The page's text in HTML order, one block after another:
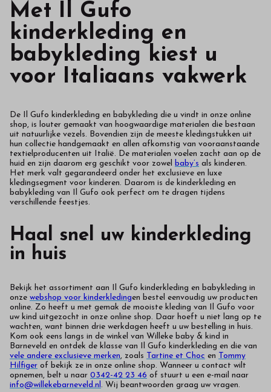
Met Il Gufo
kinderkleding en
babykleding kiest u
voor Italiaans vakwerk
De Il Gufo kinderkleding en babykleding die u vindt in onze online
shop, is louter gemaakt van hoogwaardige materialen die bestaan
uit natuurlijke vezels. Bovendien zijn de meeste kledingstukken uit
hun collectie handgemaakt en allen afkomstig van vooraanstaande
textielproducenten uit Italië. De materialen voelen zacht aan op de
huid en zijn daarom erg geschikt voor zowel baby’s als kinderen.
Het merk valt gegarandeerd onder het exclusieve en luxe
kledingsegment voor kinderen. Daarom is de kinderkleding en
babykleding van Il Gufo ook perfect om te dragen tijdens
verschillende feestjes.
Haal snel uw kinderkleding
in huis
Bekijk het assortiment aan Il Gufo kinderkleding en babykleding in
onze webshop voor kinderkledingen bestel eenvoudig uw producten
online. Zo heeft u met gemak de mooiste kleding van Il Gufo voor
uw kind uitgezocht in onze online shop. Daar hoeft u niet lang op te
wachten, want binnen drie werkdagen heeft u uw bestelling in huis.
Kom ook eens langs in de winkel van Willeke baby & kind in
Barneveld en ontdek de klasse van Il Gufo kinderkleding en die van
vele andere exclusieve merken, zoals Tartine et Choc en
Tommy
Hilfiger of bekijk ze in onze online shop. Wanneer u contact wilt
opnemen, belt u naar 0342-42 23 46 of stuurt u een e-mail naar
info@willekebarneveld.nl . Wij beantwoorden graag uw vragen.